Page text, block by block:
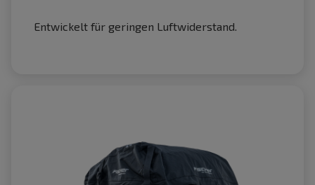
Entwickelt für geringen Luftwiderstand.